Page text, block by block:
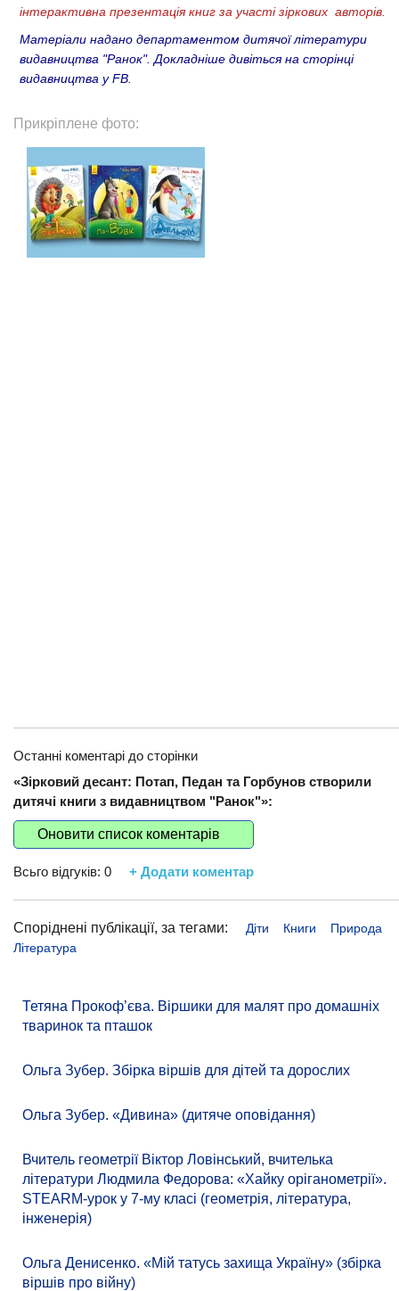
інтерактивна презентація книг за участі зіркових авторів.
Матеріали надано департаментом дитячої літератури
видавництва "Ранок". Докладніше дивіться на сторінці
видавництва у FB.
Прикріплене фото:
Останні коментарі до сторінки
«Зірковий десант: Потап, Педан та Горбунов створили
дитячі книги з видавництвом "Ранок"»:
Оновити список коментарів
Всьго відгуків: 0 + Додати коментар
Споріднені публікації, за тегами: Діти Книги
Природа
Література
Тетяна Прокоф’єва. Віршики для малят про домашніх
тваринок та пташок
Ольга Зубер. Збірка віршів для дітей та дорослих
Ольга Зубер. «Дивина» (дитяче оповідання)
Вчитель геометрії Віктор Ловінський, вчителька
літератури Людмила Федорова: «Хайку оріганометрії».
STEARM-урок у 7-му класі (геометрія, література,
інженерія)
Ольга Денисенко. «Мій татусь захища Україну» (збірка
віршів про війну)